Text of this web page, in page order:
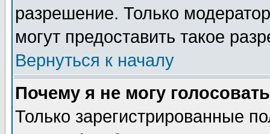
разрешение. Только
могут предоставить такое
Вернуться к началу
Почему я не могу
Только зарегистрированные